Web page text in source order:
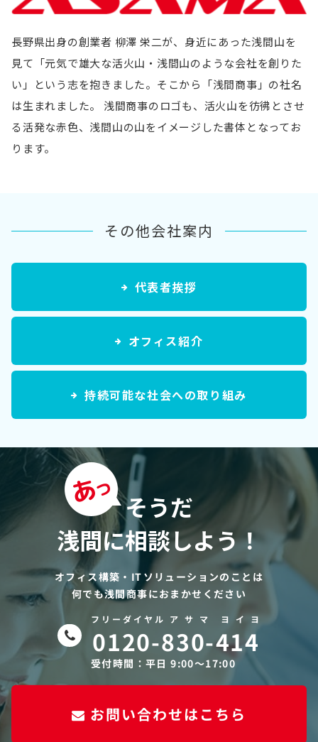
長野県出身の創業者 柳澤 栄二が、身近にあった浅間山を
見て「元気で雄大な活火山・浅間山のような会社を創りた
い」という志を抱きました。そこから「浅間商事」の社名
は生まれました。 浅間商事のロゴも、活火山を彷彿とさせ
る活発な赤色、浅間山の山をイメージした書体となってお
ります。
その他会社案内
代表者挨拶
オフィス紹介
持続可能な社会への取り組み
そうだ
浅間に相談しよう！
オフィス構築・ITソリューションのことは
何でも浅間商事におまかせください
フリーダイヤル ア サ マ ヨ イ ヨ
0120-830-414
受付時間：平日 9:00〜17:00
お問い合わせはこちら